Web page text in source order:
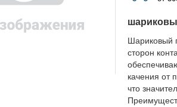
Шариковый
сторон
качения от
что